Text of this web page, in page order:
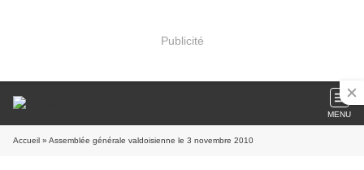
Publicité
MENU
Accueil » Assemblée générale valdoisienne le 3 novembre 2010